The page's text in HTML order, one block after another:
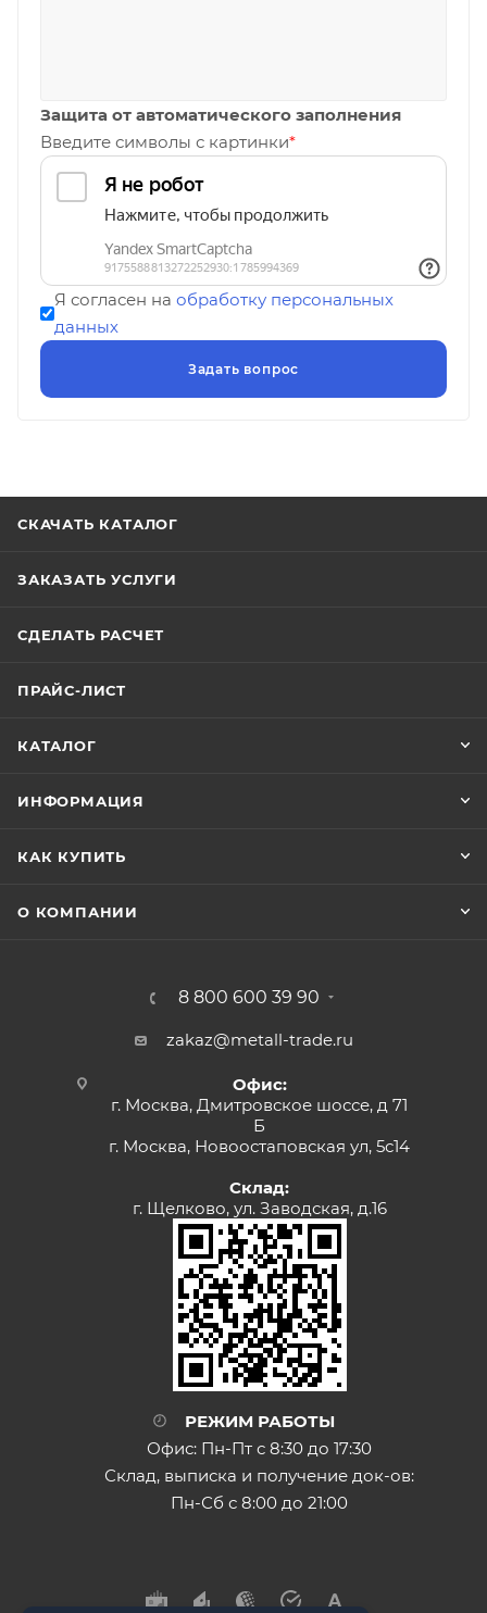
Защита от автоматического заполнения
Введите символы с картинки*
Я согласен на обработку персональных
данных
СКАЧАТЬ КАТАЛОГ
ЗАКАЗАТЬ УСЛУГИ
СДЕЛАТЬ РАСЧЕТ
ПРАЙС-ЛИСТ
КАТАЛОГ
ИНФОРМАЦИЯ
КАК КУПИТЬ
О КОМПАНИИ
8 800 600 39 90
zakaz@metall-trade.ru
Офис:
г. Москва, Дмитровское шоссе, д 71
Б
г. Москва, Новоостаповская ул, 5с14
Склад:
г. Щелково, ул. Заводская, д.16
РЕЖИМ РАБОТЫ
Офис: Пн-Пт с 8:30 до 17:30
Склад, выписка и получение док-ов:
Пн-Сб с 8:00 до 21:00